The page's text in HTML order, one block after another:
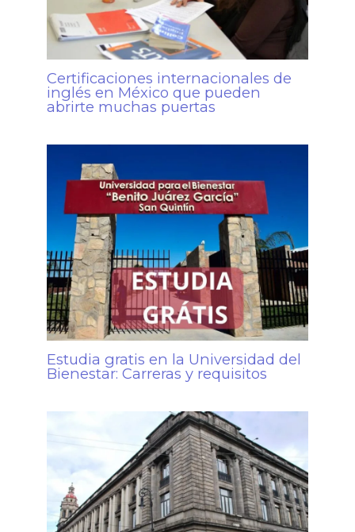
Certificaciones internacionales de
inglés en México que pueden
abrirte muchas puertas
Estudia gratis en la Universidad del
Bienestar: Carreras y requisitos